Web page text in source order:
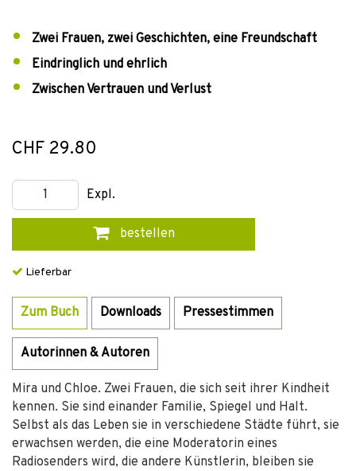
Zwei Frauen, zwei Geschichten, eine Freundschaft
Eindringlich und ehrlich
Zwischen Vertrauen und Verlust
CHF 29.80
Expl.
bestellen
Lieferbar
Zum Buch Downloads Pressestimmen
Autorinnen & Autoren
Mira und Chloe. Zwei Frauen, die sich seit ihrer Kindheit
kennen. Sie sind einander Familie, Spiegel und Halt.
Selbst als das Leben sie in verschiedene Städte führt, sie
erwachsen werden, die eine Moderatorin eines
Radiosenders wird, die andere Künstlerin, bleiben sie